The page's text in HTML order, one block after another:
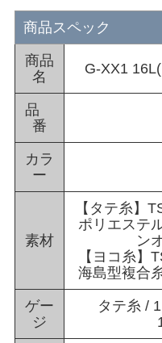
商品スペック
商品
名
G-XX1
品
番
カラ
ー
素材
【タテ糸】
ポリエステ
ン
【ヨコ糸】
海島型複合
ゲー
ジ
タテ糸 /